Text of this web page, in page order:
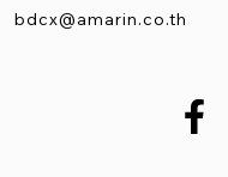
bdcx@amarin.co.th